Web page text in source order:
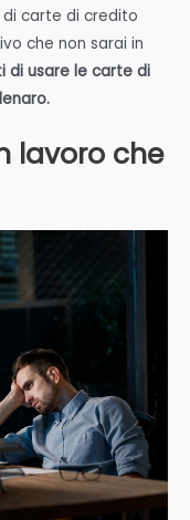
di carte di credito
che non sarai in
di usare le carte di
lavoro che